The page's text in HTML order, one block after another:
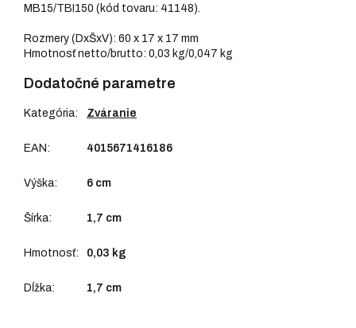
MB15/TBI150 (kód tovaru: 41148).
Rozmery (DxŠxV): 60 x 17 x 17 mm
Hmotnosť netto/brutto: 0,03 kg/0,047 kg
Dodatočné parametre
Kategória: Zváranie
EAN : 4015671416186
Výška: 6 cm
Šírka: 1,7 cm
Hmotnosť: 0,03 kg
Dĺžka: 1,7 cm